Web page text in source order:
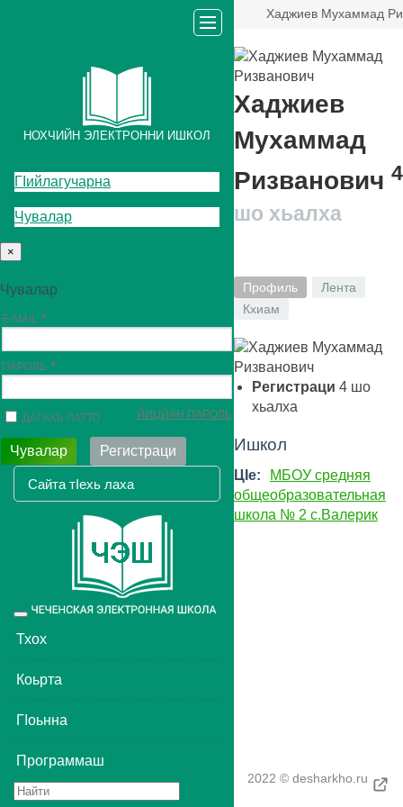
Хаджиев Мухаммад
НОХЧИЙН ЭЛЕКТРОННИ ИШКОЛ
ГIийлагучарна
Чувалар
×
Чувалар
E-MAIL
ПАРОЛЬ
ДАГАХЬ ЛАТТО ЙИЦЙАН ПАРОЛЬ
Чувалар Регистраци
Toggle
navigation
Тхох
Коьрта
ГIоьнна
Программаш
Хаджиев
Мухаммад
Ризванович 4
шо хьалха
Профиль
Лента
Кхиам
Регистраци 4 шо
хьалха
Ишкол
ЦIе:
МБОУ средняя
общеобразовательная
школа № 2 с.Валерик
2022 © desharkho.ru